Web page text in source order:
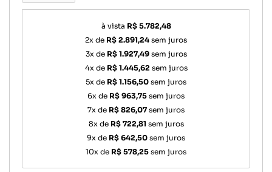
à vista R$ 5.782,48
2x de R$ 2.891,24 sem juros
3x de R$ 1.927,49sem juros
4x de R$ 1.445,62 sem juros
5x de R$ 1.156,50 sem juros
6x de R$ 963,75 sem juros
7x de R$ 826,07 sem juros
8x de R$ 722,81 sem juros
9x de R$ 642,50 sem juros
10x de R$ 578,25 sem juros